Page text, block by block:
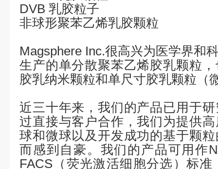
DVB 乳胶粒子
非球形聚苯乙烯乳胶颗粒
Magsphere Inc.很高兴为医学界和
生产的单分散聚苯乙烯胶乳颗粒
胶乳纳米颗粒和单尺寸胶乳颗粒（
近三十年来，我们的产品已用于
过直接与客户合作，我们为提供
球和微球以及开发成功的基于颗
而感到自豪。我们的产品可用作
FACS （荧光激活细胞分选）标